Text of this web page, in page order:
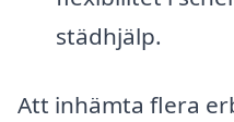
städhjälp.
Att inhämta flera